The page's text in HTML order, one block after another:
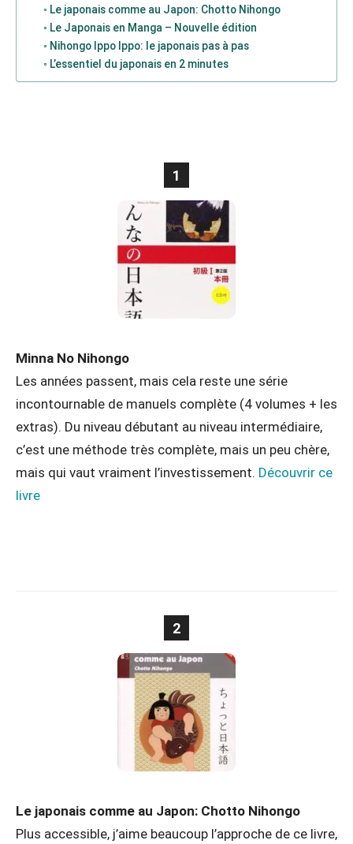
Le japonais comme au Japon: Chotto Nihongo
Le Japonais en Manga – Nouvelle édition
Nihongo Ippo Ippo: le japonais pas à pas
L’essentiel du japonais en 2 minutes
1
Minna No Nihongo
Les années passent, mais cela reste une série
incontournable de manuels complète (4 volumes + les
extras). Du niveau débutant au niveau intermédiaire,
c’est une méthode très complète, mais un peu chère,
mais qui vaut vraiment l’investissement. Découvrir ce
livre
2
Le japonais comme au Japon: Chotto Nihongo
Plus accessible, j’aime beaucoup l’approche de ce livre,